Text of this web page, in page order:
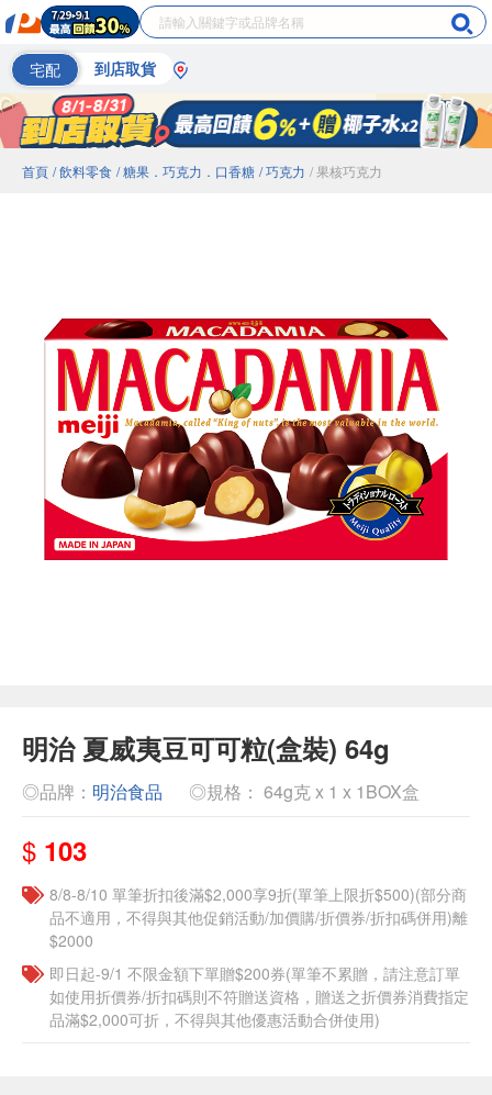
宅配 到店取貨
首頁 / 飲料零食 / 糖果．巧克力．口香糖 / 巧克力 / 果核巧克力
明治 夏威夷豆可可粒(盒裝) 64g
◎品牌： 明治食品 ◎規格： 64g克 x 1 x 1BOX盒
$ 103
8/8-8/10 單筆折扣後滿$2,000享9折(單筆上限折$500)(部分商
品不適用，不得與其他促銷活動/加價購/折價券/折扣碼併用)離
$2000
即日起-9/1 不限金額下單贈$200券(單筆不累贈，請注意訂單
如使用折價券/折扣碼則不符贈送資格，贈送之折價券消費指定
品滿$2,000可折，不得與其他優惠活動合併使用)